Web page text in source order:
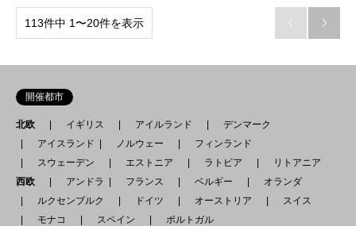
113件中 1〜20件を表示  
開催都市
北欧 イギリス アイルランド
デンマーク
アイスランド
ノルウェー
フィンランド
スウェーデン
エストニア ラトビア
リトアニア
西欧
アンドラ フランス ベルギー
オランダ
ルクセンブルク
ドイツ オーストリア
スイス
モナコ
スペイン
ポルトガル